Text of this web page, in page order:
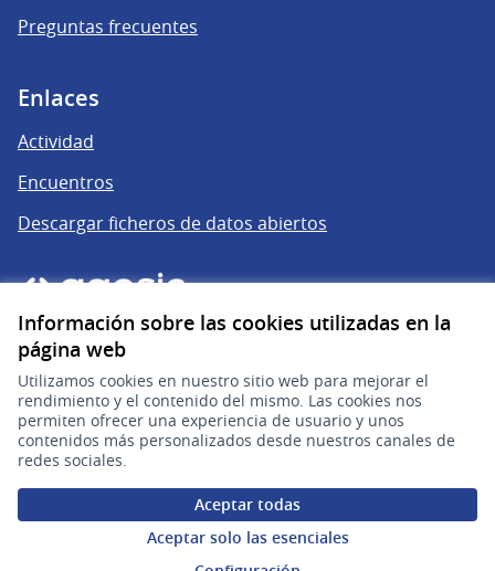
Información sobre las cookies utilizadas en la
página web
Utilizamos cookies en nuestro sitio web para mejorar el
rendimiento y el contenido del mismo. Las cookies nos
permiten ofrecer una experiencia de usuario y unos
contenidos más personalizados desde nuestros canales de
redes sociales.
Aceptar todas
Aceptar solo las esenciales
Preguntas frecuentes
Enlaces
Actividad
Encuentros
Descargar ficheros de datos abiertos
gub.uy
(Enlace externo)
Sitio oficial de la República Oriental del Uruguay
Configuración de cookies